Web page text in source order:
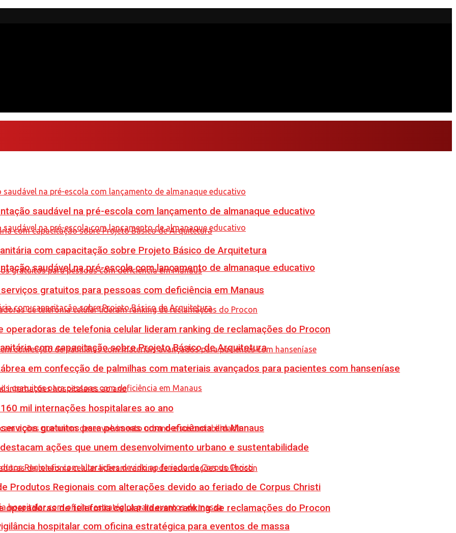
saudável na pré-escola com lançamento de almanaque educativo
com capacitação sobre Projeto Básico de Arquitetura
gratuitos para pessoas com deficiência em Manaus
operadoras de telefonia celular lideram ranking de reclamações do Procon
saudável na pré-escola com lançamento de almanaque educativo
com capacitação sobre Projeto Básico de Arquitetura
gratuitos para pessoas com deficiência em Manaus
operadoras de telefonia celular lideram ranking de reclamações do Procon
em confecção de palmilhas com materiais avançados para pacientes com hanseníase
mil internações hospitalares ao ano
ações que unem desenvolvimento urbano e sustentabilidade
Produtos Regionais com alterações devido ao feriado de Corpus Christi
hospitalar com oficina estratégica para eventos de massa